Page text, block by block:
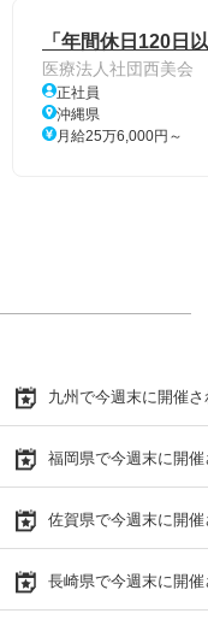
「年間休日120日
医療法人社団西美会
正社員
沖縄県
月給25万6,000円～
九州で今週末に開催
福岡県で今週末に開
佐賀県で今週末に開
長崎県で今週末に開